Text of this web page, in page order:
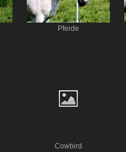
Pferde
Cowbird